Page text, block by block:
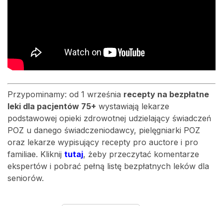
Przypominamy: od 1 września recepty na bezpłatne
leki dla pacjentów 75+ wystawiają lekarze
podstawowej opieki zdrowotnej udzielający świadczeń
POZ u danego świadczeniodawcy, pielęgniarki POZ
oraz lekarze wypisujący recepty pro auctore i pro
familiae. Kliknij tutaj, żeby przeczytać komentarze
ekspertów i pobrać pełną listę bezpłatnych leków dla
seniorów.